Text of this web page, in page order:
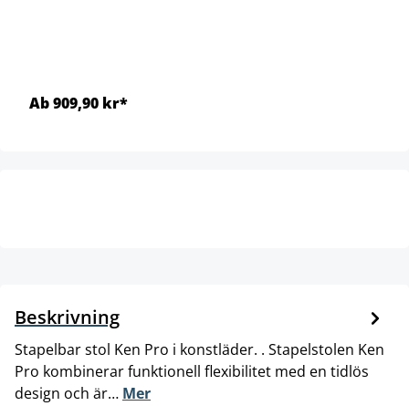
Ab 909,90 kr*
Beskrivning
Stapelbar stol Ken Pro i konstläder. . Stapelstolen Ken
Pro kombinerar funktionell flexibilitet med en tidlös
design och är… Mer